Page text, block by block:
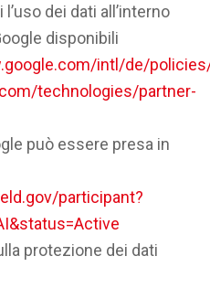
dei dati all’interno
disponibili
intl/de/
technologies/partner-
può essere presa in
participant?
protezione dei dati